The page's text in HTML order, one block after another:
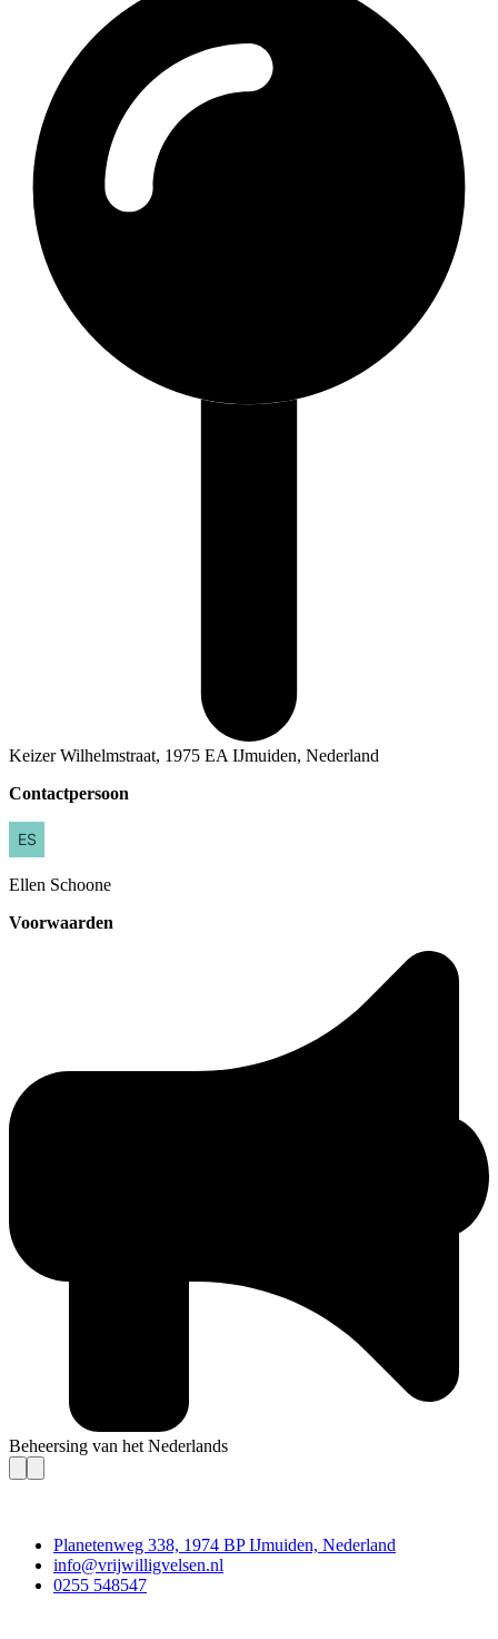
Keizer Wilhelmstraat, 1975 EA IJmuiden, Nederland
Contactpersoon
Ellen Schoone
Voorwaarden
Beheersing van het Nederlands
Planetenweg 338, 1974 BP IJmuiden, Nederland
info@vrijwilligvelsen.nl
0255 548547